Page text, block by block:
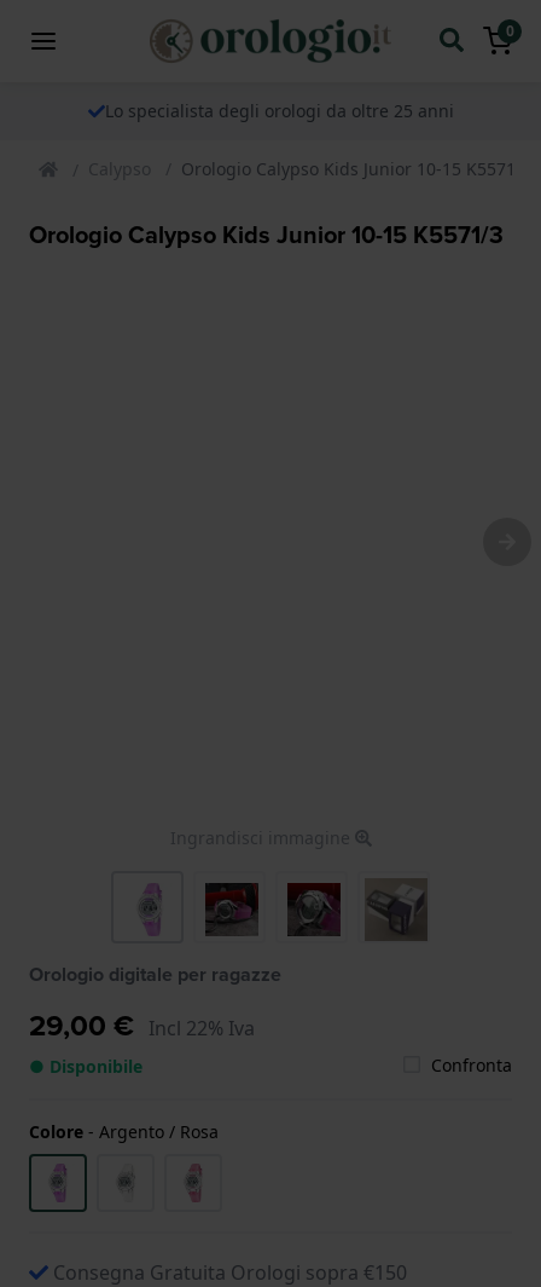
0
Lo specialista degli orologi da oltre 25 anni
Calypso Orologio Calypso Kids Junior 10-15 K5571/3
Orologio Calypso Kids Junior 10-15 K5571/3
Ingrandisci immagine
Orologio digitale per ragazze
29,00 € Incl 22% Iva
● Disponibile Confronta
Colore - Argento / Rosa
Consegna Gratuita Orologi sopra €150